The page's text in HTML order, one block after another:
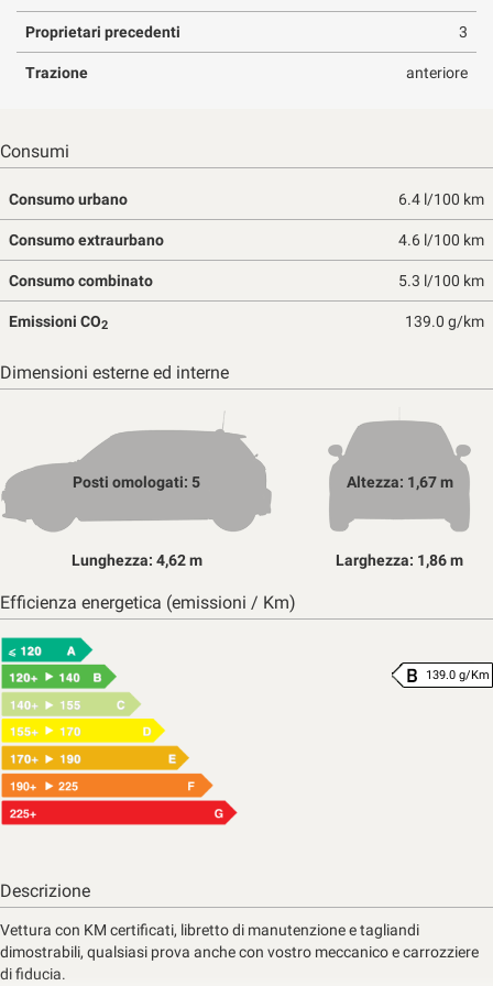
Proprietari precedenti 3
Trazione anteriore
Consumi
Consumo urbano 6.4 l/100 km
Consumo extraurbano 4.6 l/100 km
Consumo combinato 5.3 l/100 km
Emissioni CO2 139.0 g/km
Dimensioni esterne ed interne
Posti omologati: 5
Lunghezza: 4,62 m
Altezza: 1,67 m
Larghezza: 1,86 m
Efficienza energetica (emissioni / Km)
139.0 g/Km
Descrizione
Vettura con KM certificati, libretto di manutenzione e tagliandi
dimostrabili, qualsiasi prova anche con vostro meccanico e carrozziere
di fiducia.